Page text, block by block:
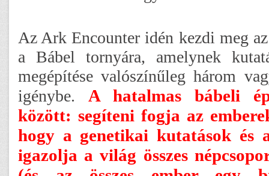
Az Ark Encounter idén kezdi meg
a Bábel tornyára, amelynek
megépítése valószínűleg három
igénybe. A hatalmas bábeli
között: segíteni fogja az
hogy a genetikai kutatások és
igazolja a világ összes